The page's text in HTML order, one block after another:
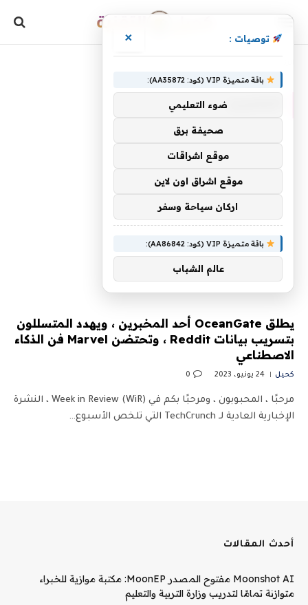
يطلق OceanGate أحد المخبرين ، ويهدد المتسللون
بتسريب بيانات Reddit ، وتحتضن Marvel فن الذكاء
الاصطناعي
كحيل 24 يونيو، 2023 0
مرحبًا ، المحبوبون ، ومرحبًا بكم في Week in Review (WiR) ، النشرة
الإخبارية العادية لـ TechCrunch التي تلخص الأسبوع…
أحدث المقالات
Moonshot AI مفتوح المصدر MoonEP: مكتبة موازية للخبراء
متوازنة تمامًا لتدريب وزارة التربية والتعليم
توصيات : ×
باقة متميزة VIP (كود: AA35872):
ضوء التعليمي
صحيفة برق
موقع اشراقات
موقع اشراق اون لاين
اركان سياحة وسفر
باقة متميزة VIP (كود: AA86842):
عالم الشباب